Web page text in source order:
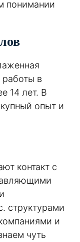
понимании
в
14 лет. В
опыт и
контакт с
структурами
и
чуть